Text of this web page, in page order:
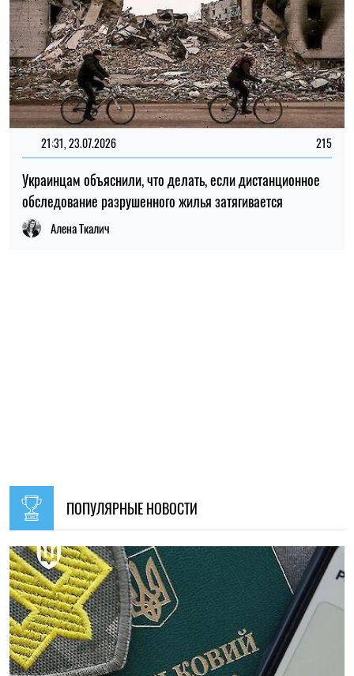
21:31, 23.07.2026 215
Украинцам объяснили, что делать, если дистанционное
обследование разрушенного жилья затягивается
Алена Ткалич
ПОПУЛЯРНЫЕ НОВОСТИ